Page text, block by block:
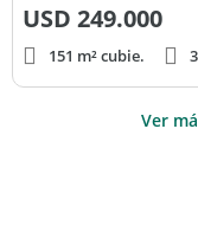
USD 249.000
151 m² cubie.
Ver